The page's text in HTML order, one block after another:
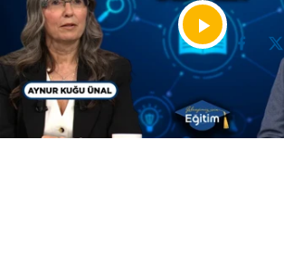
Videoyu
Oynat
YAYIN TARİHİ, 06 TEMMUZ 2026 16:42
PAYLAŞ